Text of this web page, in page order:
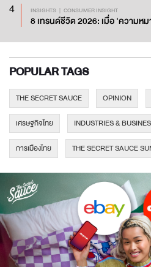
4 INSIGHTS CONSUMER INSIGHT
8 เทรนด์ชีวิต 2026: เมื่อ ‘ความห
POPULAR TAGS
THE SECRET SAUCE OPINION
เศรษฐกิจไทย INDUSTRIES &
การเมืองไทย THE SECRET SAUCE